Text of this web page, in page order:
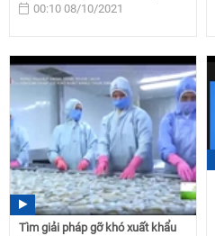
00:10 08/10/2021
Tìm giải pháp gỡ khó xuất khẩu